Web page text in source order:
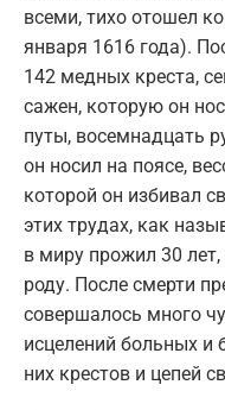
всеми, тихо отошел
января 1616 года).
142 медных креста,
сажен, которую он
путы, восемнадцать
он носил на поясе,
которой он избивал
этих трудах, как
в миру прожил 30
роду. После смерти
совершалось много
исцелений больных и
них крестов и цепей